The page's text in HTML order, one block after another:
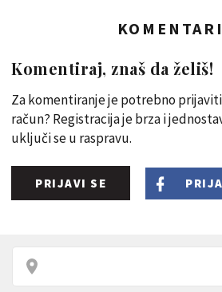
KOMENTARI
Komentiraj, znaš da želiš!
Za komentiranje je potrebno
račun? Registracija je brza i
uključi se u raspravu.
PRIJAVI SE